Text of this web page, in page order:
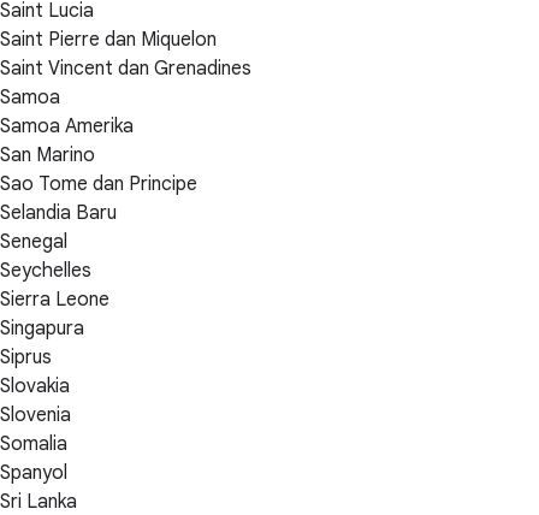
Saint Lucia
Saint Pierre dan Miquelon
Saint Vincent dan Grenadines
Samoa
Samoa Amerika
San Marino
Sao Tome dan Principe
Selandia Baru
Senegal
Seychelles
Sierra Leone
Singapura
Siprus
Slovakia
Slovenia
Somalia
Spanyol
Sri Lanka